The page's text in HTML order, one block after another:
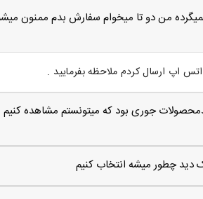
من دو تا ميخوام سفارش بدم ممنون
اپ ارسال کردم ملاحظه بفرمایید .
50سانت اگه کدمحصولات جوری بود که میتونستم مشاهده کنیم
دید چطور میشه انتخاب کنیم